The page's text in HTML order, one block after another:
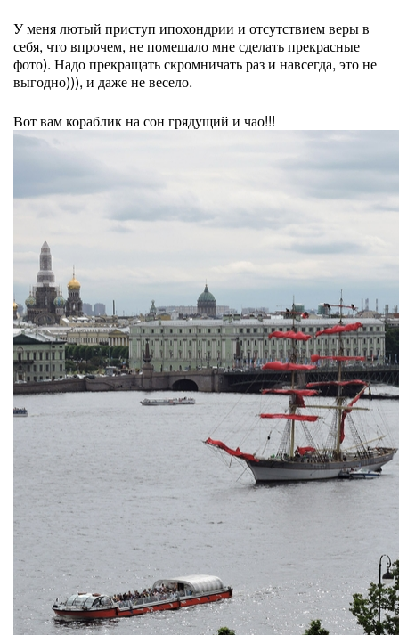
У меня лютый приступ ипохондрии и отсутствием веры в
себя, что впрочем, не помешало мне сделать прекрасные
фото). Надо прекращать скромничать раз и навсегда, это не
выгодно))), и даже не весело.
Вот вам кораблик на сон грядущий и чао!!!